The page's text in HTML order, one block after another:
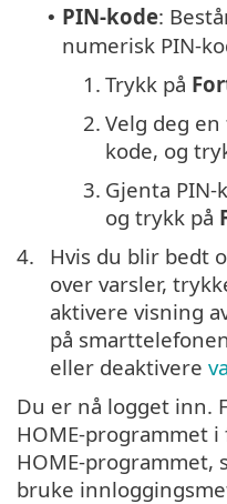
• PIN-kode:
numerisk PIN-
1. Trykk på
2. Velg deg
kode, og
3. Gjenta
og trykk på
4.
Hvis du blir bedt
over varsler,
aktivere visning
på
eller deaktivere
Du er nå logget inn.
HOME-programmet i
HOME-programmet,
bruke